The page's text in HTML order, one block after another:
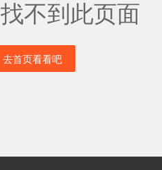
不到此页面
去首页看看吧